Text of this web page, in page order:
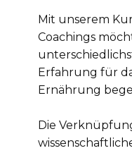
Mit unserem
Coachings
Erfahrung für
Ernährung
Die